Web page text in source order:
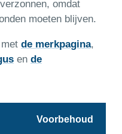
omdat
moeten blijven.
de merkpagina,
en de
Voorbehoud